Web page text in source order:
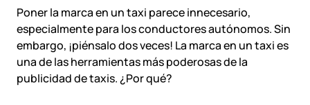
Poner la marca en un taxi parece innecesario,
especialmente para los conductores autónomos. Sin
embargo, ¡piénsalo dos veces! La marca en un taxi es
una de las herramientas más poderosas de la
publicidad de taxis. ¿Por qué?